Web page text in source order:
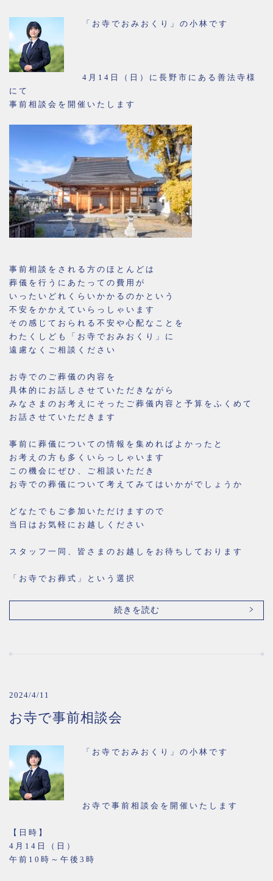
「お寺でおみおくり」の小林です
4月14日（日）に長野市にある善法寺様
にて
事前相談会を開催いたします
事前相談をされる方のほとんどは
葬儀を行うにあたっての費用が
いったいどれくらいかかるのかという
不安をかかえていらっしゃいます
その感じておられる不安や心配なことを
わたくしども「お寺でおみおくり」に
遠慮なくご相談ください
お寺でのご葬儀の内容を
具体的にお話しさせていただきながら
みなさまのお考えにそったご葬儀内容と予算をふくめて
お話させていただきます
事前に葬儀についての情報を集めればよかったと
お考えの方も多くいらっしゃいます
この機会にぜひ、ご相談いただき
お寺での葬儀について考えてみてはいかがでしょうか
どなたでもご参加いただけますので
当日はお気軽にお越しください
スタッフ一同、皆さまのお越しをお待ちしております
「お寺でお葬式」という選択
続きを読む
2024/4/11
お寺で事前相談会
「お寺でおみおくり」の小林です
お寺で事前相談会を開催いたします
【日時】
4月14日（日）
午前10時～午後3時